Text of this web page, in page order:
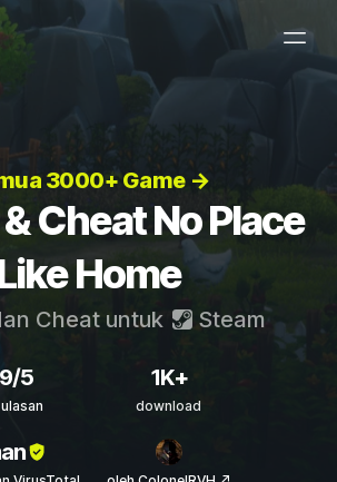
3000+ Game →
Cheat No Place
Home
Cheat untuk Steam
5 1K+
download